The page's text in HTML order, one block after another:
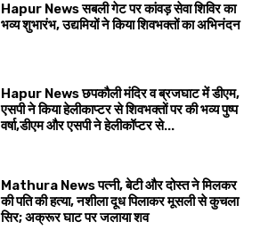
Hapur News सबली गेट पर कांवड़ सेवा शिविर का
भव्य शुभारंभ, उद्यमियों ने किया शिवभक्तों का अभिनंदन
Hapur News छपकौली मंदिर व ब्रजघाट में डीएम,
एसपी ने किया हेलीकाप्टर से शिवभक्तों पर की भव्य पुष्प
वर्षा,डीएम और एसपी ने हेलीकॉप्टर से...
Mathura News पत्नी, बेटी और दोस्त ने मिलकर
की पति की हत्या, नशीला दूध पिलाकर मूसली से कुचला
सिर; अक्रूर घाट पर जलाया शव